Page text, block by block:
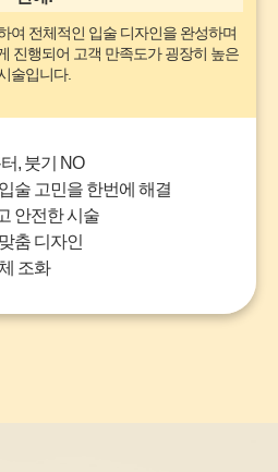
여 전체적인 입술 디자인을 완성하며
진행되어 고객 만족도가 굉장히 높은
술입니다.
, 붓기 NO
술 고민을 한번에 해결
안전한 시술
춤 디자인
조화